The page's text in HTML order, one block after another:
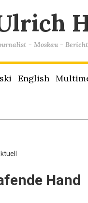
- Moskau -
English
Hand